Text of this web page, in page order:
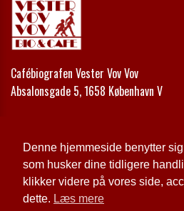
Denne hjemmeside benytter
som husker dine tidligere
klikker videre på vores side,
dette. Læs mere
Cafébiografen Vester Vov Vov
Absalonsgade 5, 1658 København V
Email: kontakt@vestervovvov.dk
Cookie- og privatlivspolitik